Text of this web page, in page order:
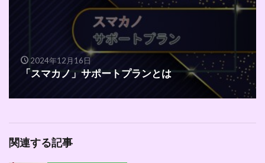
2024年12月16日
「スマカノ」サポートプランとは
関連する記事